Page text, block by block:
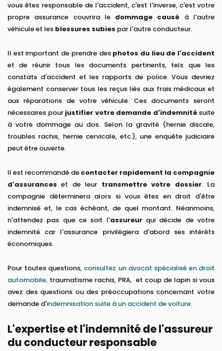
vous êtes responsable de l'accident, c'est l'inverse, c'est votre
propre assurance couvrira le dommage causé à l'autre
véhicule et les blessures subies par l'autre conducteur.
Il est important de prendre des photos du lieu de l'accident
et de réunir tous les documents pertinents, tels que les
constats d'accident et les rapports de police. Vous devriez
également conserver tous les reçus liés aux frais médicaux et
aux réparations de votre véhicule. Ces documents seront
nécessaires pour justifier votre demande d'indemnitésuite
à votre dommage au dos. Selon la gravité (hernie discale,
troubles rachis, hernie cervicale, etc.), une enquête judiciaire
peut être ouverte.
Il est recommandé de contacter rapidement la compagnie
d'assurances et de leur transmettre votre dossier. La
compagnie déterminera alors si vous êtes en droit d'être
indemnisé et, le cas échéant, de quel montant. Néanmoins,
n'attendez pas que ce soit l'assureurqui décide de votre
indemnité car l'assurance privilégiera d'abord ses intérêts
économiques.
Pour toutes questions, consultez un avocat spécialisé en droit
automobile, traumatisme rachis, PRA, et coup de lapin si vous
avez des questions ou des préoccupations concernant votre
demande d'indemnisation suite à un accident de voiture.
L'expertise et l'indemnité de l'assureur
du conducteur responsable